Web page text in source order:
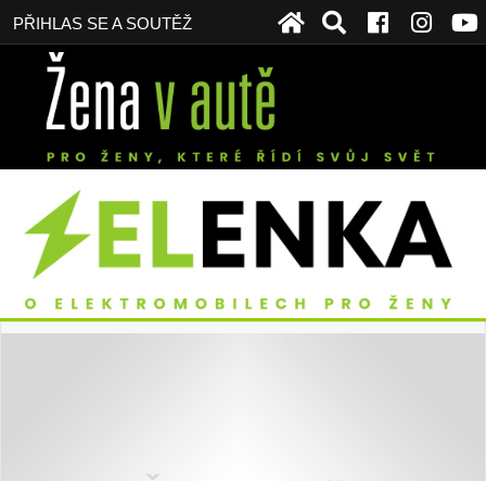
PŘIHLAS SE A SOUTĚŽ